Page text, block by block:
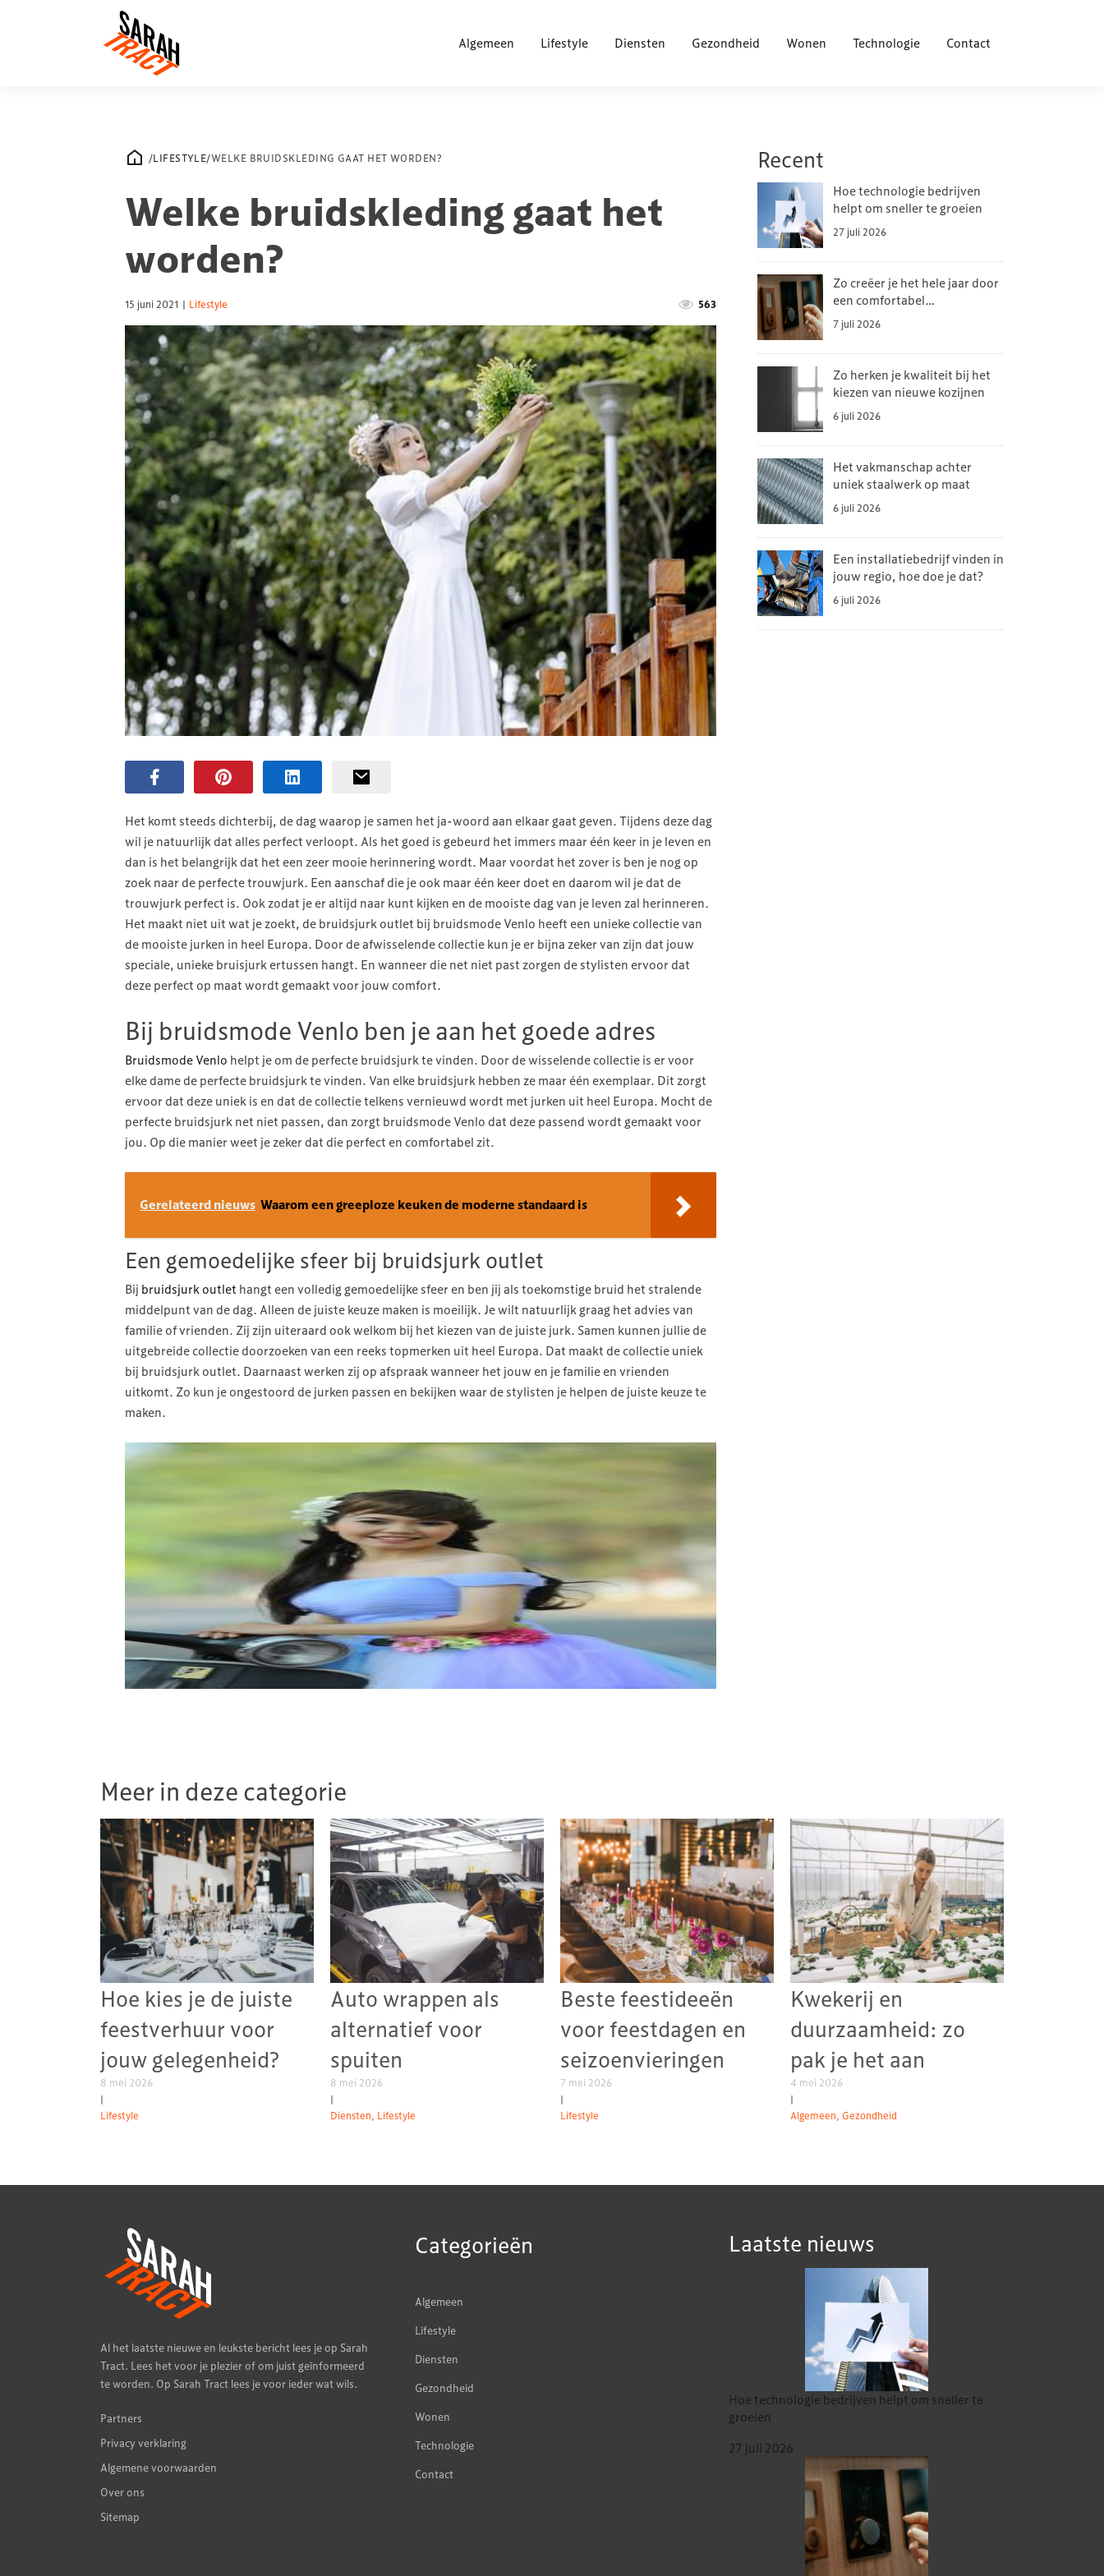
Algemeen Lifestyle Diensten Gezondheid Wonen Technologie Contact
/LIFESTYLE/WELKE BRUIDSKLEDING GAAT HET WORDEN?
Welke bruidskleding gaat het
worden?
15 juni 2021 | Lifestyle 563
Het komt steeds dichterbij, de dag waarop je samen het ja-woord aan elkaar gaat geven. Tijdens deze dag
wil je natuurlijk dat alles perfect verloopt. Als het goed is gebeurd het immers maar één keer in je leven en
dan is het belangrijk dat het een zeer mooie herinnering wordt. Maar voordat het zover is ben je nog op
zoek naar de perfecte trouwjurk. Een aanschaf die je ook maar één keer doet en daarom wil je dat de
trouwjurk perfect is. Ook zodat je er altijd naar kunt kijken en de mooiste dag van je leven zal herinneren.
Het maakt niet uit wat je zoekt, de bruidsjurk outlet bij bruidsmode Venlo heeft een unieke collectie van
de mooiste jurken in heel Europa. Door de afwisselende collectie kun je er bijna zeker van zijn dat jouw
speciale, unieke bruisjurk ertussen hangt. En wanneer die net niet past zorgen de stylisten ervoor dat
deze perfect op maat wordt gemaakt voor jouw comfort.
Bij bruidsmode Venlo ben je aan het goede adres
Bruidsmode Venlo helpt je om de perfecte bruidsjurk te vinden. Door de wisselende collectie is er voor
elke dame de perfecte bruidsjurk te vinden. Van elke bruidsjurk hebben ze maar één exemplaar. Dit zorgt
ervoor dat deze uniek is en dat de collectie telkens vernieuwd wordt met jurken uit heel Europa. Mocht de
perfecte bruidsjurk net niet passen, dan zorgt bruidsmode Venlo dat deze passend wordt gemaakt voor
jou. Op die manier weet je zeker dat die perfect en comfortabel zit.
Gerelateerd nieuws Waarom een greeploze keuken de moderne standaard is
Een gemoedelijke sfeer bij bruidsjurk outlet
Bij bruidsjurk outlet hangt een volledig gemoedelijke sfeer en ben jij als toekomstige bruid het stralende
middelpunt van de dag. Alleen de juiste keuze maken is moeilijk. Je wilt natuurlijk graag het advies van
familie of vrienden. Zij zijn uiteraard ook welkom bij het kiezen van de juiste jurk. Samen kunnen jullie de
uitgebreide collectie doorzoeken van een reeks topmerken uit heel Europa. Dat maakt de collectie uniek
bij bruidsjurk outlet. Daarnaast werken zij op afspraak wanneer het jouw en je familie en vrienden
uitkomt. Zo kun je ongestoord de jurken passen en bekijken waar de stylisten je helpen de juiste keuze te
maken.
Recent
Hoe technologie bedrijven
helpt om sneller te groeien
27 juli 2026
Zo creëer je het hele jaar door
een comfortabel
binnenklimaat
7 juli 2026
Zo herken je kwaliteit bij het
kiezen van nieuwe kozijnen
6 juli 2026
Het vakmanschap achter
uniek staalwerk op maat
6 juli 2026
Een installatiebedrijf vinden in
jouw regio, hoe doe je dat?
6 juli 2026
Meer in deze categorie
Hoe kies je de juiste
feestverhuur voor
jouw gelegenheid?
8 mei 2026
|
Lifestyle
Auto wrappen als
alternatief voor
spuiten
8 mei 2026
|
Diensten, Lifestyle
Beste feestideeën
voor feestdagen en
seizoenvieringen
7 mei 2026
|
Lifestyle
Kwekerij en
duurzaamheid: zo
pak je het aan
4 mei 2026
|
Algemeen, Gezondheid
Al het laatste nieuwe en leukste bericht lees je op Sarah
Tract. Lees het voor je plezier of om juist geïnformeerd
te worden. Op Sarah Tract lees je voor ieder wat wils.
Partners
Privacy verklaring
Algemene voorwaarden
Over ons
Sitemap
Categorieën
Algemeen
Lifestyle
Diensten
Gezondheid
Wonen
Technologie
Contact
Laatste nieuws
Hoe technologie bedrijven helpt om sneller te
groeien
27 juli 2026